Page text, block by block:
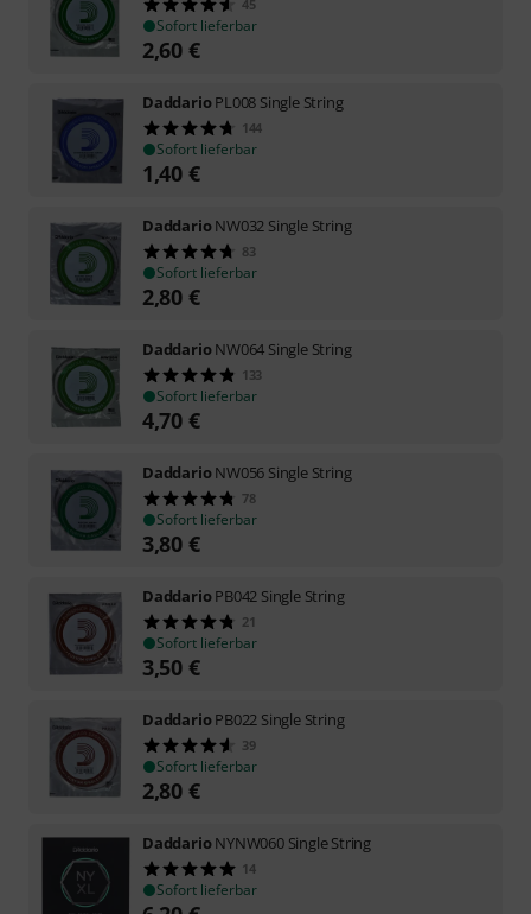
45
Sofort lieferbar
2,60 €
DaddarioPL008 Single String
144
Sofort lieferbar
1,40 €
DaddarioNW032 Single String
83
Sofort lieferbar
2,80 €
DaddarioNW064 Single String
133
Sofort lieferbar
4,70 €
DaddarioNW056 Single String
78
Sofort lieferbar
3,80 €
DaddarioPB042 Single String
21
Sofort lieferbar
3,50 €
DaddarioPB022 Single String
39
Sofort lieferbar
2,80 €
DaddarioNYNW060 Single String
14
Sofort lieferbar